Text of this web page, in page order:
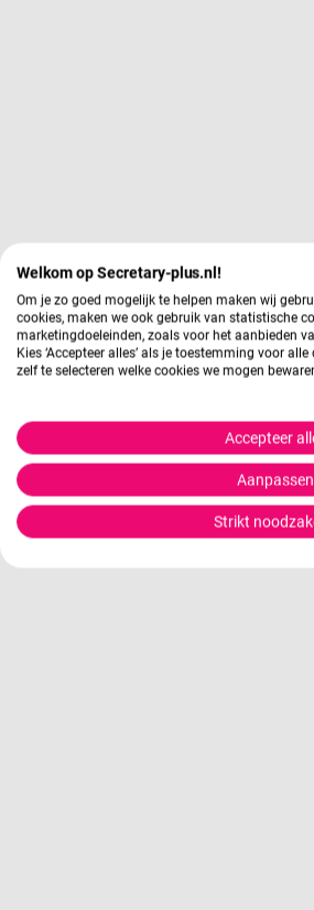
Welkom op Secretary-plus.nl!
Om je zo goed mogelijk te helpen maken wij
cookies, maken we ook gebruik van statistische
marketingdoeleinden, zoals voor het aanbieden
Kies ‘Accepteer alles’ als je toestemming voor
zelf te selecteren welke cookies we mogen
Accepteer
Aanpassen
Strikt